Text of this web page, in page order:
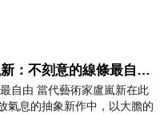
當代藝術家盧嵐新：不刻意的線條最自由，讓色彩流動、筆觸自己說話
自由 當代藝術家盧嵐新在此
氣息的抽象新作中，以大膽的